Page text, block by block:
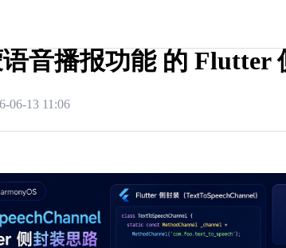
音播报功能 的 Flutter
06-13 11:06